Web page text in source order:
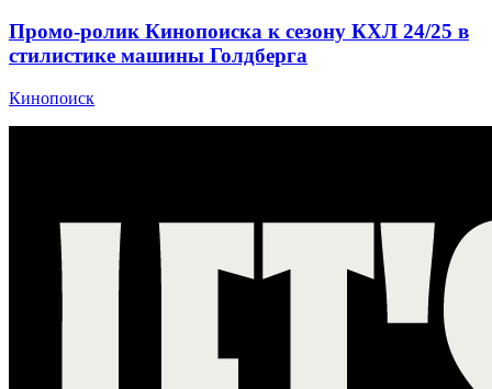
Промо-ролик Кинопоиска к сезону КХЛ 24/25 в
стилистике машины Голдберга
Кинопоиск